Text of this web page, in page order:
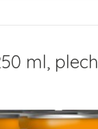
ml, plech